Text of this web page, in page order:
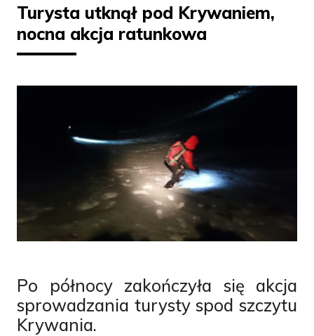
Turysta utknął pod Krywaniem,
nocna akcja ratunkowa
Po północy zakończyła się akcja
sprowadzania turysty spod szczytu
Krywania.